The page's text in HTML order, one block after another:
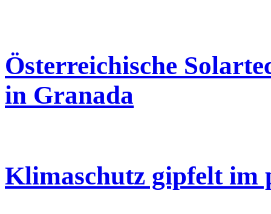
Österreichische
in Granada
Klimaschutz gipfelt im